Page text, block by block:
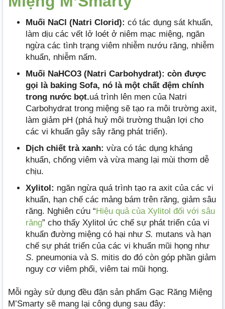
Muối NaCl (Natri Clorid): có tác dụng sát khuẩn,
làm dịu các vết lở loét ở niêm mạc miệng, ngăn
ngừa các tình trạng viêm nhiễm nướu răng, nhiễm
khuẩn, nhiễm nấm.
Muối NaHCO3 (Natri Carbohydrat): còn được
gọi là baking Sofa, nó là một chất đệm chính
trong nước bọt.uá trình lên men của Natri
Carbohydrat trong miệng sẽ tạo ra môi trường axit,
làm giảm pH (phá huỷ môi trường thuận lợi cho
các vi khuẩn gây sây răng phát triển).
Dịch chiết trà xanh: vừa có tác dụng kháng
khuẩn, chống viêm và vừa mang lại mùi thơm dễ
chịu.
Xylitol: ngăn ngừa quá trình tạo ra axit của các vi
khuẩn, hạn chế các mảng bám trên răng, giảm sâu
răng. Nghiên cứu “ Hiệu quả của Xylitol đối với sâu
răng” cho thấy Xylitol ức chế sự phát triển của vi
khuẩn đường miệng có hại như S. mutans và hạn
chế sự phát triển của các vi khuẩn mũi họng như
S. pneumonia và S. mitis do đó còn góp phần giảm
nguy cơ viêm phổi, viêm tai mũi họng.
Mỗi ngày sử dụng đều đặn sản phẩm Gạc Răng Miệng
M’Smarty sẽ mang lại công dụng sau đây: